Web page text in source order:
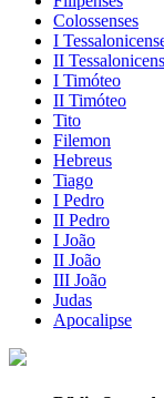
Colossenses
I
II
I Timóteo
II Timóteo
Tito
Filemon
Hebreus
Tiago
I Pedro
II Pedro
I João
II João
III João
Judas
Apocalipse